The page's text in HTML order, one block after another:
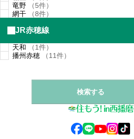
竜野
（5件）
網干
（8件）
JR赤穂線
天和
（1件）
播州赤穂
（11件）
検索する